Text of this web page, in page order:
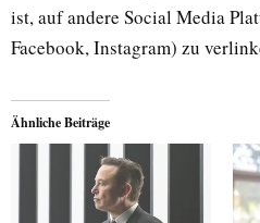
ist, auf andere Social Media
Facebook, Instagram) zu
Ähnliche Beiträge